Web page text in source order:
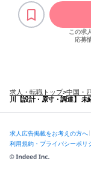
この求
応募
求人・転職トップ>中国・
川【設計・原寸・調達】 未
求人広告掲載をお考えの方へ
利用規約・プライバシーポリ